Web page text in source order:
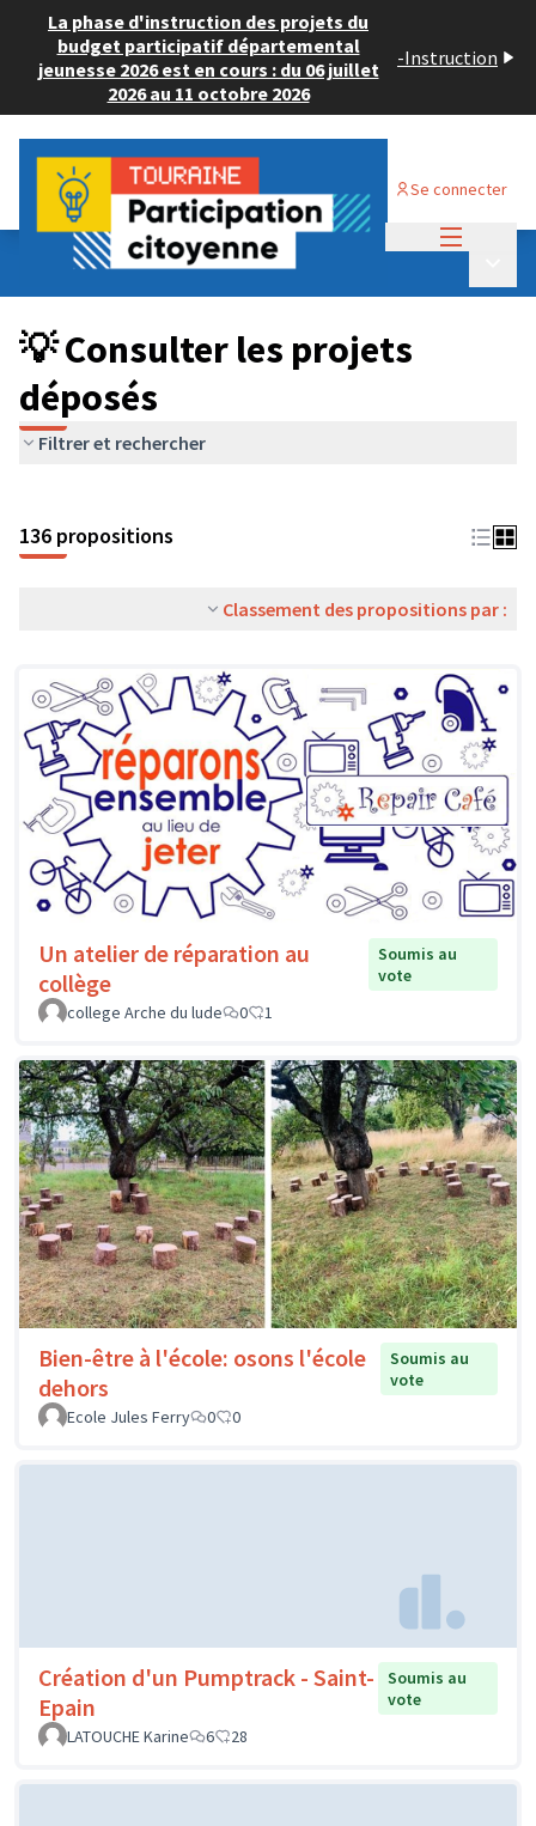
La phase d'instruction des projets du
budget participatif départemental
jeunesse 2026 est en cours : du 06 juillet
2026 au 11 octobre 2026
-Instruction
Se connecter
Budget Participatif JEUNESSE 2024
💡 Consulter les projets déposés
💡 Consulter les projets
déposés
Filtrer et rechercher
136 propositions
Classement des propositions par :
Un atelier de réparation au
collège
Soumis au
vote
college Arche du lude
0 1
Bien-être à l'école: osons l'école
dehors
Soumis au
vote
Ecole Jules Ferry
0 0
Création d'un Pumptrack - Saint-
Epain
Soumis au
vote
LATOUCHE Karine
6 28